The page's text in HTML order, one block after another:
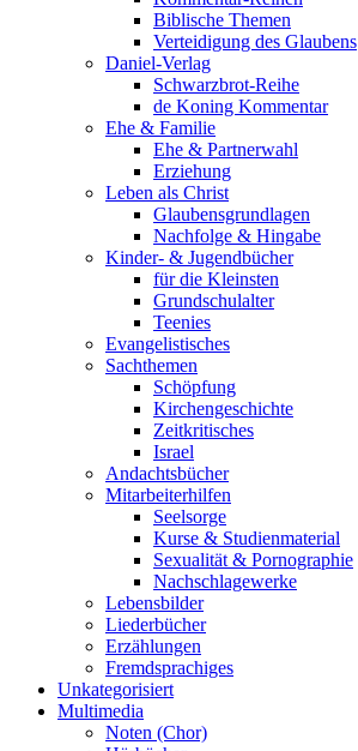
Biblische Themen
Verteidigung des Glaubens
Daniel-Verlag
Schwarzbrot-Reihe
de Koning Kommentar
Ehe & Familie
Ehe & Partnerwahl
Erziehung
Leben als Christ
Glaubensgrundlagen
Nachfolge & Hingabe
Kinder- & Jugendbücher
für die Kleinsten
Grundschulalter
Teenies
Evangelistisches
Sachthemen
Schöpfung
Kirchengeschichte
Zeitkritisches
Israel
Andachtsbücher
Mitarbeiterhilfen
Seelsorge
Kurse & Studienmaterial
Sexualität & Pornographie
Nachschlagewerke
Lebensbilder
Liederbücher
Erzählungen
Fremdsprachiges
Unkategorisiert
Multimedia
Noten (Chor)